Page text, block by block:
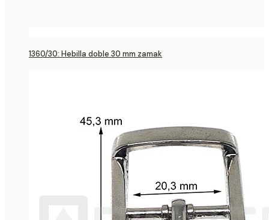
1360/30: Hebilla doble 30 mm zamak